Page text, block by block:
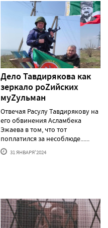
Дело Тавдирякова как
зеркало роZийских
муZульман
Отвечая Расулу Тавдирякову на
его обвинения Асламбека
Эжаева в том, что тот
поплатился за несоблюде......
31 ЯНВАРЯ'2024